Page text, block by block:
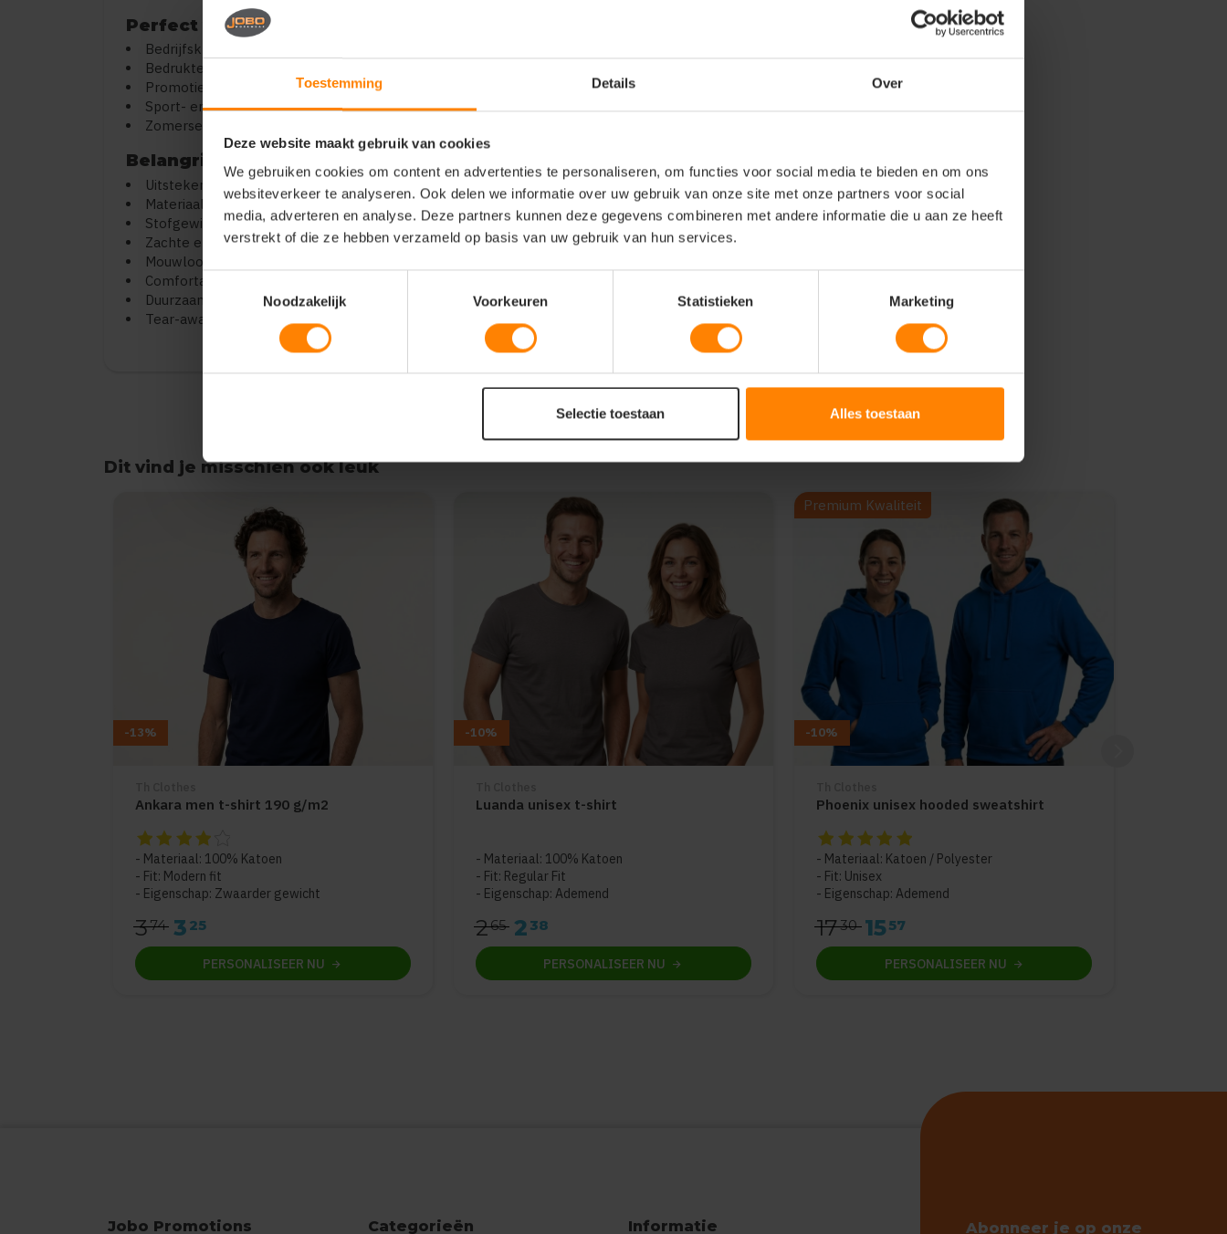
Toestemming Details Over
Deze website maakt gebruik van cookies
We gebruiken cookies om content en advertenties te personaliseren, om functies voor social media te bieden en om ons
websiteverkeer te analyseren. Ook delen we informatie over uw gebruik van onze site met onze partners voor social
media, adverteren en analyse. Deze partners kunnen deze gegevens combineren met andere informatie die u aan ze heeft
verstrekt of die ze hebben verzameld op basis van uw gebruik van hun services.
Toestemmingsselectie
Noodzakelijk
Voorkeuren Statistieken Marketing
Selectie toestaan Alles toestaan
Perfect voor:
Bedrijfskleding met logo
Bedrukte of geborduurde tanktops
Promotiekleding en merchandise
Sport- en vrijetijdskleding
Zomerse events en festivals
Belangrijkste kenmerken:
Uitstekend geschikt voor bedrukken en borduren
Materiaal: 100% ringgesponnen katoen
Stofgewicht: ca. 150 g/m² (licht en ademend)
Zachte en gladde stof (Softstyle kwaliteit)
Mouwloos ontwerp voor extra ventilatie
Comfortabele pasvorm
Duurzaam en vormvast
Tear-away label (perfect voor rebranding)
Dit vind je misschien ook leuk
-13%
Ankara men t-shirt 190 g/m2
De beoordeling van dit product is
Materiaal: 100% Katoen
Fit: Modern fit
Eigenschap: Zwaarder gewicht
374 3 25
PERSONALISEER NU
-10%
Luanda unisex t-shirt
Materiaal: 100% Katoen
Fit: Regular Fit
Eigenschap: Ademend
265 2 38
PERSONALISEER NU
-10%
Premium Kwaliteit
Phoenix unisex hooded sweatshirt
De beoordeling van dit product is
Materiaal: Katoen / Polyester
Fit: Unisex
Eigenschap: Ademend
1730 1557
PERSONALISEER NU
Jobo Promotions
Categorieën
Informatie
Abonneer je op onze